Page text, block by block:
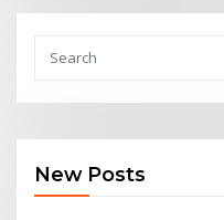
New Posts